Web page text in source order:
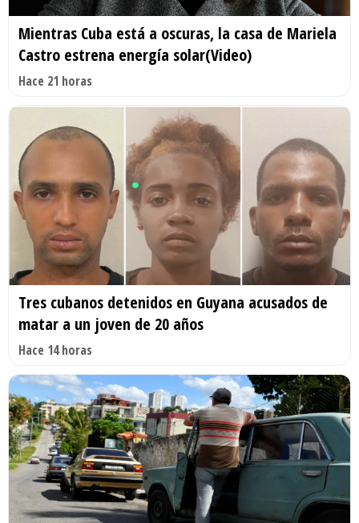
Mientras Cuba está a oscuras, la casa de Mariela
Castro estrena energía solar(Video)
Hace 21 horas
Tres cubanos detenidos en Guyana acusados de
matar a un joven de 20 años
Hace 14 horas